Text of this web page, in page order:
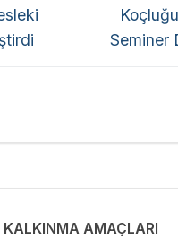
Seminer
KALKINMA AMAÇLARI